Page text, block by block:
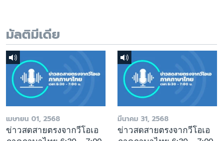
มัลติมีเดีย
เมษายน 01, 2568
ข่าวสดสายตรงจากวีโอเอ
มีนาคม 31, 2568
ข่าวสดสายตรงจากวีโอเอ